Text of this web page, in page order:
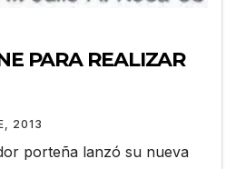
PARA REALIZAR
2013
porteña lanzó su nueva